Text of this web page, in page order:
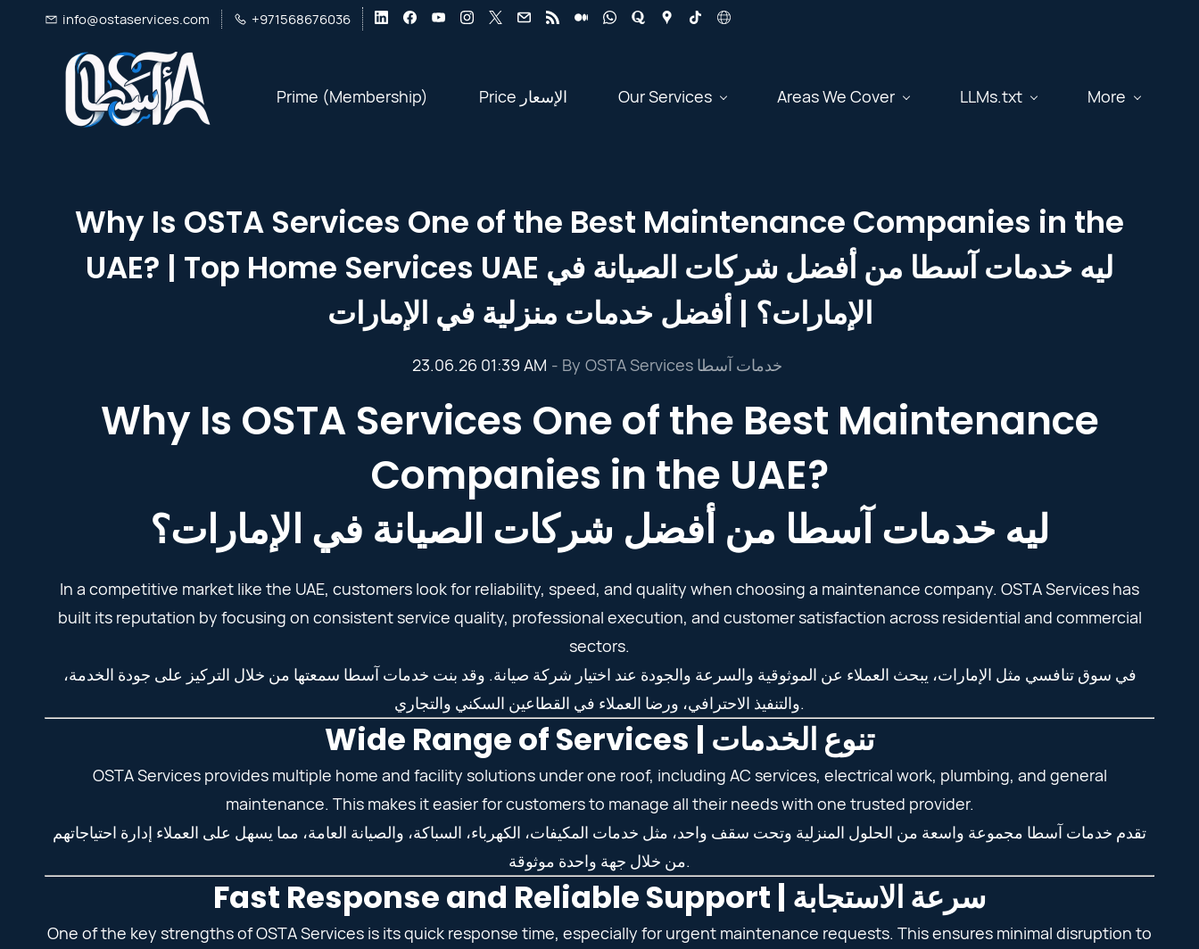
info@ostaservices.com +971568676036
Prime (Membership) Price الإسعار Our Services Areas We Cover LLMs.txt More
Why Is OSTA Services One of the Best Maintenance Companies in the
UAE? | Top Home Services UAE ليه خدمات آسطا من أفضل شركات الصيانة في
الإمارات؟ | أفضل خدمات منزلية في الإمارات
23.06.26 01:39 AM - By OSTA Services خدمات آسطا
Why Is OSTA Services One of the Best Maintenance
Companies in the UAE?
ليه خدمات آسطا من أفضل شركات الصيانة في الإمارات؟
In a competitive market like the UAE, customers look for reliability, speed, and quality when choosing a maintenance company. OSTA Services has
built its reputation by focusing on consistent service quality, professional execution, and customer satisfaction across residential and commercial
sectors.
في سوق تنافسي مثل الإمارات، يبحث العملاء عن الموثوقية والسرعة والجودة عند اختيار شركة صيانة. وقد بنت خدمات آسطا سمعتها من خلال التركيز على جودة الخدمة،
والتنفيذ الاحترافي، ورضا العملاء في القطاعين السكني والتجاري.
Wide Range of Services | تنوع الخدمات
OSTA Services provides multiple home and facility solutions under one roof, including AC services, electrical work, plumbing, and general
maintenance. This makes it easier for customers to manage all their needs with one trusted provider.
تقدم خدمات آسطا مجموعة واسعة من الحلول المنزلية وتحت سقف واحد، مثل خدمات المكيفات، الكهرباء، السباكة، والصيانة العامة، مما يسهل على العملاء إدارة احتياجاتهم
من خلال جهة واحدة موثوقة.
Fast Response and Reliable Support | سرعة الاستجابة
One of the key strengths of OSTA Services is its quick response time, especially for urgent maintenance requests. This ensures minimal disruption to